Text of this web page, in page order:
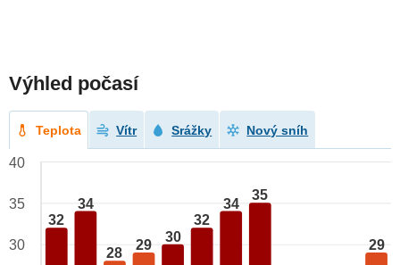
Výhled počasí
Teplota Vítr Srážky Nový sníh
32
34
28
29
30
32
34
35
29
40
35
30